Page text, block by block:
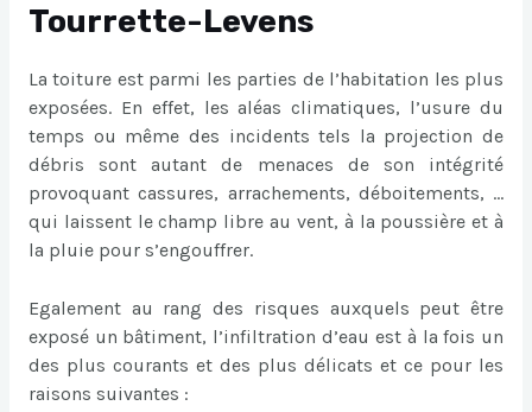
Tourrette-Levens
La toiture est parmi les parties de l’habitation les plus
exposées. En effet, les aléas climatiques, l’usure du
temps ou même des incidents tels la projection de
débris sont autant de menaces de son intégrité
provoquant cassures, arrachements, déboitements, …
qui laissent le champ libre au vent, à la poussière et à
la pluie pour s’engouffrer.
Egalement au rang des risques auxquels peut être
exposé un bâtiment, l’infiltration d’eau est à la fois un
des plus courants et des plus délicats et ce pour les
raisons suivantes :